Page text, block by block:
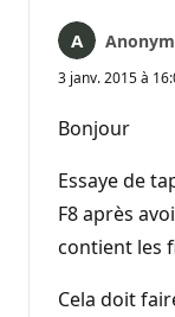
3 janv. 2015 à
Bonjour
Essaye de
F8 après
contient les
Cela doit